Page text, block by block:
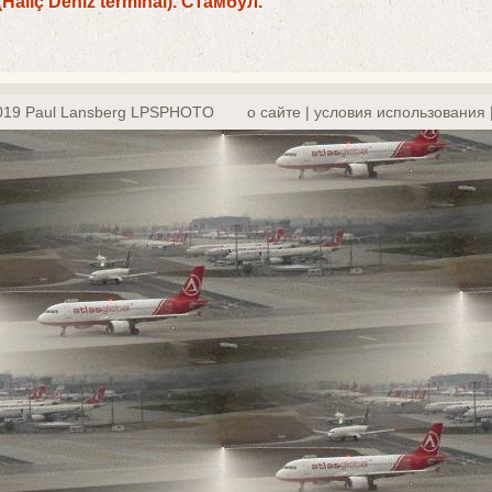
Paul Lansberg LPSPHOTO о сайте | yсловия использования